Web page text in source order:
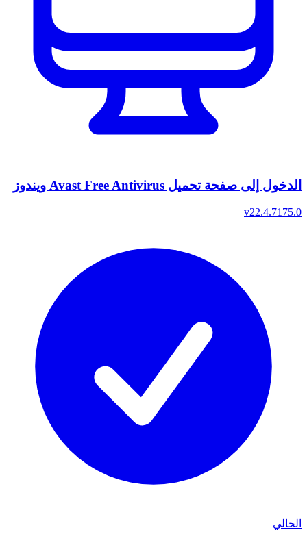
الدخول إلى صفحة تحميل Avast Free Antivirus ويندوز
v22.4.7175.0
الحالي